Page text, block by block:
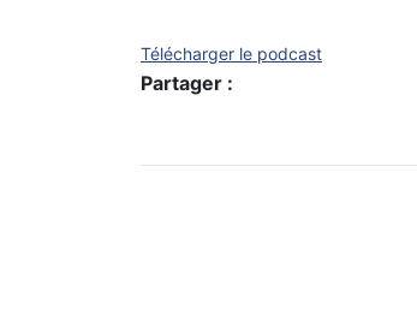
Télécharger le podcast
Partager :